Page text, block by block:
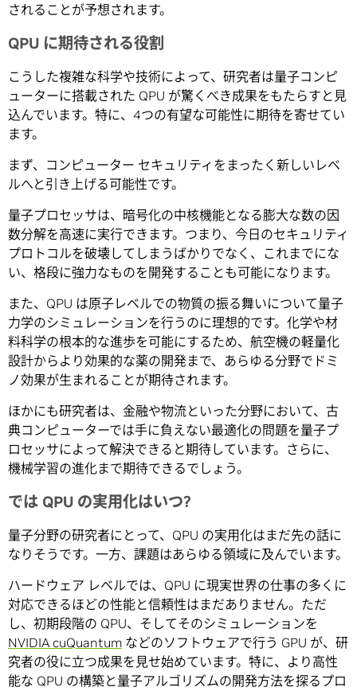
されることが予想されます。
QPU に期待される役割
こうした複雑な科学や技術によって、研究者は量子コンピ
ューターに搭載された QPU が驚くべき成果をもたらすと見
込んでいます。特に、4つの有望な可能性に期待を寄せてい
ます。
まず、コンピューター セキュリティをまったく新しいレベ
ルへと引き上げる可能性です。
量子プロセッサは、暗号化の中核機能となる膨大な数の因
数分解を高速に実行できます。つまり、今日のセキュリティ
プロトコルを破壊してしまうばかりでなく、これまでにな
い、格段に強力なものを開発することも可能になります。
また、QPU は原子レベルでの物質の振る舞いについて量子
力学のシミュレーションを行うのに理想的です。化学や材
料科学の根本的な進歩を可能にするため、航空機の軽量化
設計からより効果的な薬の開発まで、あらゆる分野でドミ
ノ効果が生まれることが期待されます。
ほかにも研究者は、金融や物流といった分野において、古
典コンピューターでは手に負えない最適化の問題を量子プ
ロセッサによって解決できると期待しています。さらに、
機械学習の進化まで期待できるでしょう。
では QPU の実用化はいつ?
量子分野の研究者にとって、QPU の実用化はまだ先の話に
なりそうです。一方、課題はあらゆる領域に及んでいます。
ハードウェア レベルでは、QPU に現実世界の仕事の多くに
対応できるほどの性能と信頼性はまだありません。ただ
し、初期段階の QPU、そしてそのシミュレーションを
NVIDIA cuQuantum などのソフトウェアで行う GPU が、研
究者の役に立つ成果を見せ始めています。特に、より高性
能な QPU の構築と量子アルゴリズムの開発方法を探るプロ